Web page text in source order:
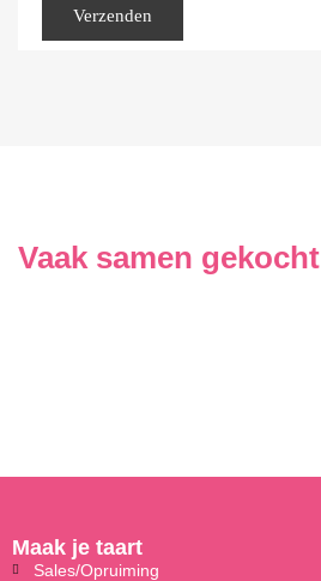
Vaak samen gekocht
Maak je taart
Sales/Opruiming